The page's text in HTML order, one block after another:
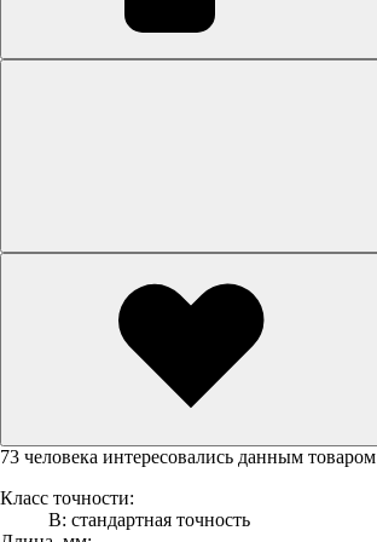
73 человека интересовались данным товаром
Класс точности:
В: стандартная точность